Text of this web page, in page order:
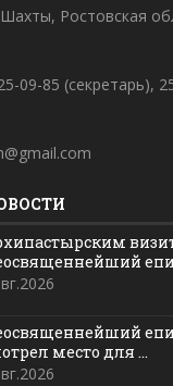
Шахты, Ростовская
09-85 (секретарь),
место для ...